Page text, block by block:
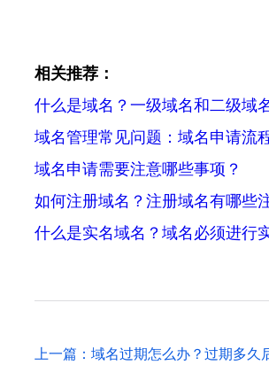
相关推荐：
什么是域名？一级域名和二级域
域名管理常见问题：域名申请流
域名申请需要注意哪些事项？
如何注册域名？注册域名有哪些
什么是实名域名？域名必须进行
上一篇：域名过期怎么办？过期多久